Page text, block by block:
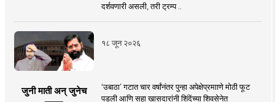
दर्शवणारी असली, तरी ट्रम्प ..
१८ जून २०२६
जुनी माती अन् जुनेच
‘उबाठा’ गटात चार वर्षांनंतर पुन्हा अपेक्षेप्रमााणे मोठी फूट
पडली आणि सहा खासदारांनी शिंदेंच्या शिवसेनेत